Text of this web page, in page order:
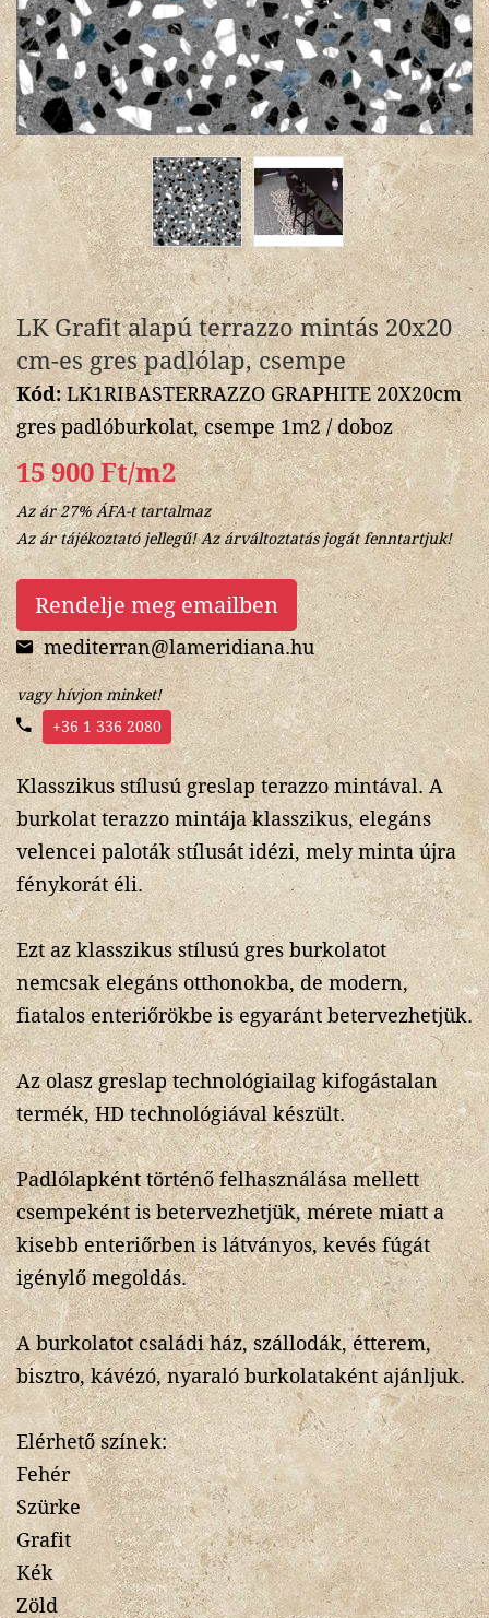
LK Grafit alapú terrazzo mintás 20x20
cm-es gres padlólap, csempe
Kód:LK1RIBASTERRAZZO GRAPHITE 20X20cm
gres padlóburkolat, csempe 1m2 / doboz
15 900 Ft/m2
Az ár 27% ÁFA-t tartalmaz
Az ár tájékoztató jellegű! Az árváltoztatás jogát fenntartjuk!
Rendelje meg emailben
mediterran@lameridiana.hu
vagy hívjon minket!
+36 1 336 2080
Klasszikus stílusú greslap terazzo mintával. A
burkolat terazzo mintája klasszikus, elegáns
velencei paloták stílusát idézi, mely minta újra
fénykorát éli.
Ezt az klasszikus stílusú gres burkolatot
nemcsak elegáns otthonokba, de modern,
fiatalos enteriőrökbe is egyaránt betervezhetjük.
Az olasz greslap technológiailag kifogástalan
termék, HD technológiával készült.
Padlólapként történő felhasználása mellett
csempeként is betervezhetjük, mérete miatt a
kisebb enteriőrben is látványos, kevés fúgát
igénylő megoldás.
A burkolatot családi ház, szállodák, étterem,
bisztro, kávézó, nyaraló burkolataként ajánljuk.
Elérhető színek:
Fehér
Szürke
Grafit
Kék
Zöld